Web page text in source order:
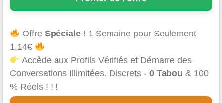
OffreSpéciale ! 1 Semaine pour Seulement
1,14€
Accède aux Profils Vérifiés et Démarre des
Conversations Illimitées. Discrets - 0 Tabou & 100
% Réels ! ! !